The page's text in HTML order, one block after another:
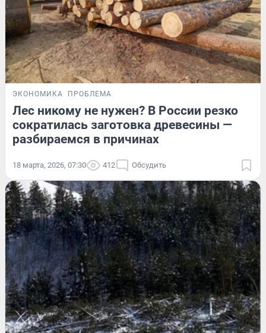
ЭКОНОМИКА ПРОБЛЕМА
Лес никому не нужен? В России резко
сократилась заготовка древесины —
разбираемся в причинах
18 марта, 2026, 07:30 412 Обсудить